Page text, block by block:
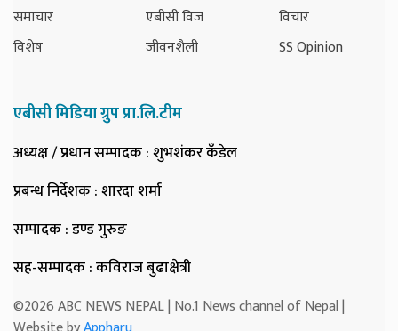
समाचार
विशेष
एबीसी विज
जीवनशैली
विचार
SS Opinion
एबीसी मिडिया ग्रुप प्रा.लि.टीम
अध्यक्ष / प्रधान सम्पादक: शुभशंकर कँडेल
प्रबन्ध निर्देशक: शारदा शर्मा
सम्पादक: डण्ड गुरुङ
सह-सम्पादक: कविराज बुढाक्षेत्री
©2026 ABC NEWS NEPAL | No.1 News channel of Nepal |